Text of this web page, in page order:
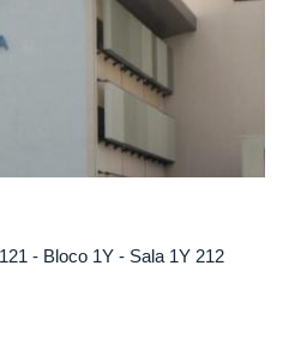
- Bloco 1Y - Sala 1Y 212